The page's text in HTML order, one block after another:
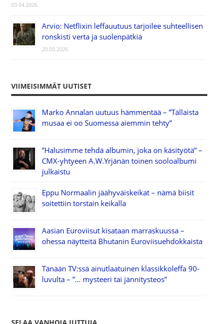
03.04.2026
Arvio: Netflixin leffauutuus tarjoilee suhteellisen
ronskisti verta ja suolenpätkiä
20.03.2026
VIIMEISIMMÄT UUTISET
Marko Annalan uutuus hämmentää – ”Tällaista
musaa ei oo Suomessa aiemmin tehty”
”Halusimme tehdä albumin, joka on käsityötä” –
CMX-yhtyeen A.W.Yrjänän toinen sooloalbumi
julkaistu
Eppu Normaalin jäähyväiskeikat – nämä biisit
soitettiin torstain keikalla
Aasian Euroviisut kisataan marraskuussa –
ohessa näytteitä Bhutanin Euroviisuehdokkaista
Tänään TV:ssä ainutlaatuinen klassikkoleffa 90-
luvulta – ”… mysteeri tai jännitysteos”